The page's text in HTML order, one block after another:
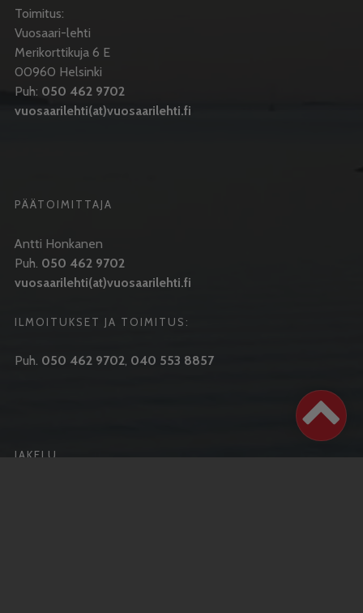
Toimitus:
Vuosaari-lehti
Merikorttikuja 6 E
00960 Helsinki
Puh: 050 462 9702
vuosaarilehti(at)vuosaarilehti.fi
PÄÄTOIMITTAJA
Antti Honkanen
Puh. 050 462 9702
vuosaarilehti(at)vuosaarilehti.fi
ILMOITUKSET JA TOIMITUS:
Puh. 050 462 9702, 040 553 8857
JAKELU